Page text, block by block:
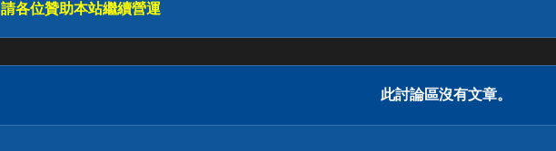
請各位贊助本站繼續營運
此討論區沒有文章。